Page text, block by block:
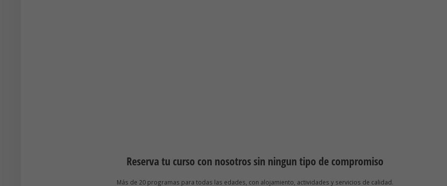
Reserva tu curso con nosotros sin ningun tipo de compromiso
Más de 20 programas para todas las edades, con alojamiento, actividades y servicios de calidad.